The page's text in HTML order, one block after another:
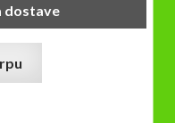
dostave